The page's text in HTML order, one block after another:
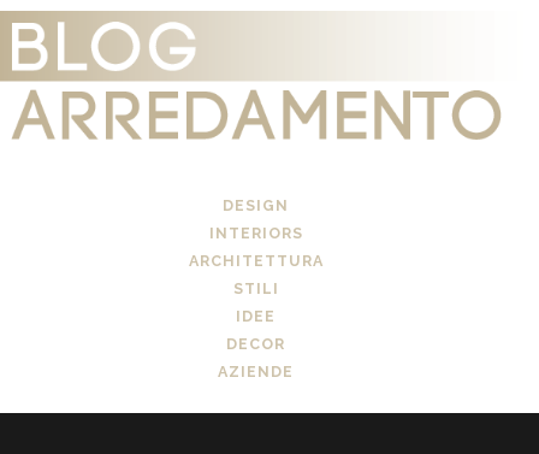
DESIGN
INTERIORS
ARCHITETTURA
STILI
IDEE
DECOR
AZIENDE